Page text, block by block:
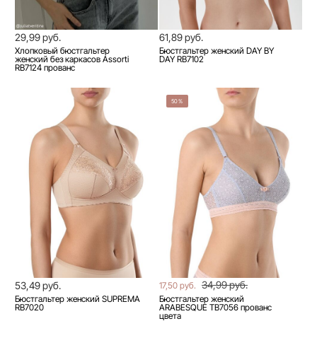
29,99 руб.
Хлопковый бюстгальтер
женский без каркасов Assorti
RB7124 прованс
61,89 руб.
Бюстгальтер женский DAY BY
DAY RB7102
53,49 руб.
Бюстгальтер женский SUPREMA
RB7020
50%
17,50 руб. 34,99 руб.
Бюстгальтер женский
ARABESQUE TB7056 прованс
цвета